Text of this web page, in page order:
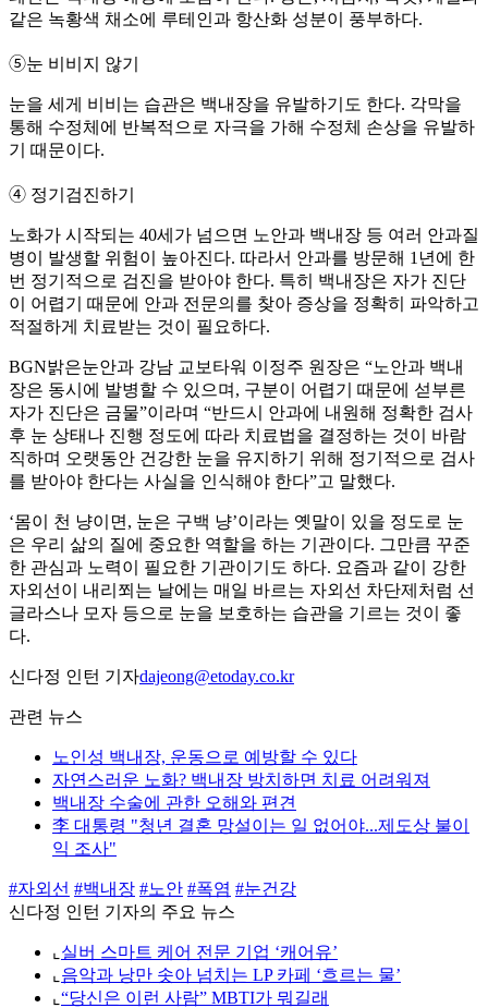
같은 녹황색 채소에 루테인과 항산화 성분이 풍부하다.
➄눈 비비지 않기
눈을 세게 비비는 습관은 백내장을 유발하기도 한다. 각막을
통해 수정체에 반복적으로 자극을 가해 수정체 손상을 유발하
기 때문이다.
➃ 정기검진하기
노화가 시작되는 40세가 넘으면 노안과 백내장 등 여러 안과질
병이 발생할 위험이 높아진다. 따라서 안과를 방문해 1년에 한
번 정기적으로 검진을 받아야 한다. 특히 백내장은 자가 진단
이 어렵기 때문에 안과 전문의를 찾아 증상을 정확히 파악하고
적절하게 치료받는 것이 필요하다.
BGN밝은눈안과 강남 교보타워 이정주 원장은 “노안과 백내
장은 동시에 발병할 수 있으며, 구분이 어렵기 때문에 섣부른
자가 진단은 금물”이라며 “반드시 안과에 내원해 정확한 검사
후 눈 상태나 진행 정도에 따라 치료법을 결정하는 것이 바람
직하며 오랫동안 건강한 눈을 유지하기 위해 정기적으로 검사
를 받아야 한다는 사실을 인식해야 한다”고 말했다.
‘몸이 천 냥이면, 눈은 구백 냥’이라는 옛말이 있을 정도로 눈
은 우리 삶의 질에 중요한 역할을 하는 기관이다. 그만큼 꾸준
한 관심과 노력이 필요한 기관이기도 하다. 요즘과 같이 강한
자외선이 내리쬐는 날에는 매일 바르는 자외선 차단제처럼 선
글라스나 모자 등으로 눈을 보호하는 습관을 기르는 것이 좋
다.
신다정 인턴 기자dajeong@etoday.co.kr
관련 뉴스
노인성 백내장, 운동으로 예방할 수 있다
자연스러운 노화? 백내장 방치하면 치료 어려워져
백내장 수술에 관한 오해와 편견
李 대통령 "청년 결혼 망설이는 일 없어야...제도상 불이
익 조사"
#자외선 #백내장 #노안 #폭염 #눈건강
신다정 인턴 기자의 주요 뉴스
⌞ 실버 스마트 케어 전문 기업 ‘캐어유’
⌞ 음악과 낭만 솟아 넘치는 LP 카페 ‘흐르는 물’
⌞ “당신은 이런 사람” MBTI가 뭐길래